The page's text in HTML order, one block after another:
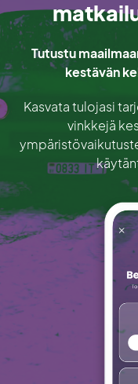
Tutustu
kestävän
Kasvata tulojasi
vinkkejä